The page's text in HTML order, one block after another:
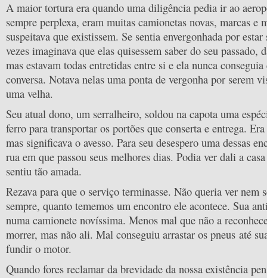
A maior tortura era quando uma diligência pedia ir ao
sempre perplexa, eram muitas camionetas novas, marcas e
suspeitava que existissem. Se sentia envergonhada por
vezes imaginava que elas quisessem saber do seu passado,
mas estavam todas entretidas entre si e ela nunca
conversa. Notava nelas uma ponta de vergonha por serem
uma velha.
Seu atual dono, um serralheiro, soldou na capota uma
ferro para transportar os portões que conserta e entrega.
mas significava o avesso. Para seu desespero uma dessas
rua em que passou seus melhores dias. Podia ver dali a
sentiu tão amada.
Rezava para que o serviço terminasse. Não queria ver nem
sempre, quanto tememos um encontro ele acontece. Sua
numa camionete novíssima. Menos mal que não a
morrer, mas não ali. Mal conseguiu arrastar os pneus até
fundir o motor.
Quando fores reclamar da brevidade da nossa existência